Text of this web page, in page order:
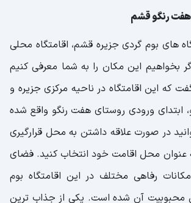
هفت رنگو قشم
های بوم گردی جزیره قشم، اقامتگاه محلی
بخواهیم این مکان را به شما معرفی کنیم
که این اقامتگاه در ناحیه مرکزی جزیره و
ابتدای ورودی روستای هفت رنگو واقع شده
در صورت علاقه داشتن به محل قرارگیری
عنوان محل اقامت خود انتخاب کنید. فضای
رفاهی مختلف در این اقامتگاه بوم
محبوبیت آن شده است. یکی از جذاب ترین